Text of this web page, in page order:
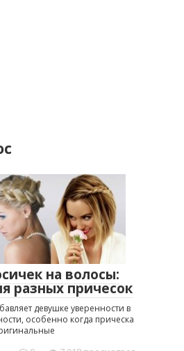
на волосы:
разных причесок
девушке уверенности в
особенно когда прическа